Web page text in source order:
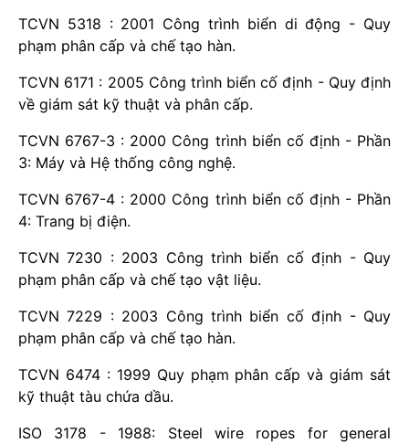
TCVN 5318 : 2001 Công trình biển di động - Quy
phạm phân cấp và chế tạo hàn.
TCVN 6171 : 2005 Công trình biển cố định - Quy định
về giám sát kỹ thuật và phân cấp.
TCVN 6767-3 : 2000 Công trình biển cố định - Phần
3: Máy và Hệ thống công nghệ.
TCVN 6767-4 : 2000 Công trình biển cố định - Phần
4: Trang bị điện.
TCVN 7230 : 2003 Công trình biển cố định - Quy
phạm phân cấp và chế tạo vật liệu.
TCVN 7229 : 2003 Công trình biển cố định - Quy
phạm phân cấp và chế tạo hàn.
TCVN 6474 : 1999 Quy phạm phân cấp và giám sát
kỹ thuật tàu chứa dầu.
ISO 3178 - 1988: Steel wire ropes for general